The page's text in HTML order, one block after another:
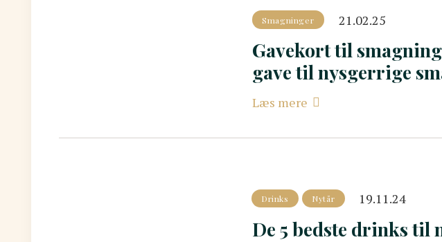
Smagninger 21.02.25
Gavekort til
gave til nysgerrige
Læs mere
Drinks Nytår 19.11.24
De 5 bedste drinks til